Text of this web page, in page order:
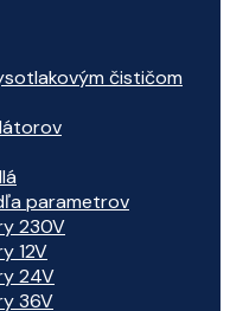
čističom
parametrov
230V
12V
24V
36V